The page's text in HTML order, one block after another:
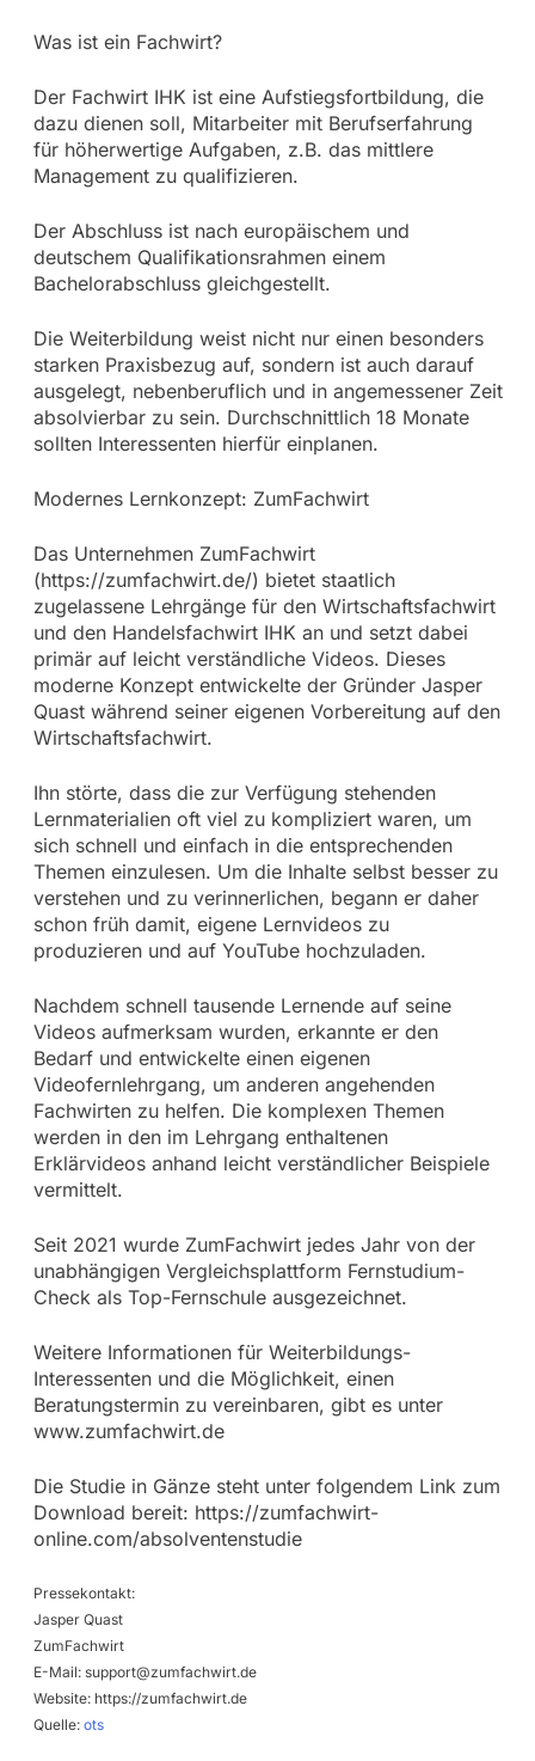
Was ist ein Fachwirt?
Der Fachwirt IHK ist eine Aufstiegsfortbildung, die
dazu dienen soll, Mitarbeiter mit Berufserfahrung
für höherwertige Aufgaben, z.B. das mittlere
Management zu qualifizieren.
Der Abschluss ist nach europäischem und
deutschem Qualifikationsrahmen einem
Bachelorabschluss gleichgestellt.
Die Weiterbildung weist nicht nur einen besonders
starken Praxisbezug auf, sondern ist auch darauf
ausgelegt, nebenberuflich und in angemessener Zeit
absolvierbar zu sein. Durchschnittlich 18 Monate
sollten Interessenten hierfür einplanen.
Modernes Lernkonzept: ZumFachwirt
Das Unternehmen ZumFachwirt
(https://zumfachwirt.de/) bietet staatlich
zugelassene Lehrgänge für den Wirtschaftsfachwirt
und den Handelsfachwirt IHK an und setzt dabei
primär auf leicht verständliche Videos. Dieses
moderne Konzept entwickelte der Gründer Jasper
Quast während seiner eigenen Vorbereitung auf den
Wirtschaftsfachwirt.
Ihn störte, dass die zur Verfügung stehenden
Lernmaterialien oft viel zu kompliziert waren, um
sich schnell und einfach in die entsprechenden
Themen einzulesen. Um die Inhalte selbst besser zu
verstehen und zu verinnerlichen, begann er daher
schon früh damit, eigene Lernvideos zu
produzieren und auf YouTube hochzuladen.
Nachdem schnell tausende Lernende auf seine
Videos aufmerksam wurden, erkannte er den
Bedarf und entwickelte einen eigenen
Videofernlehrgang, um anderen angehenden
Fachwirten zu helfen. Die komplexen Themen
werden in den im Lehrgang enthaltenen
Erklärvideos anhand leicht verständlicher Beispiele
vermittelt.
Seit 2021 wurde ZumFachwirt jedes Jahr von der
unabhängigen Vergleichsplattform Fernstudium-
Check als Top-Fernschule ausgezeichnet.
Weitere Informationen für Weiterbildungs-
Interessenten und die Möglichkeit, einen
Beratungstermin zu vereinbaren, gibt es unter
www.zumfachwirt.de
Die Studie in Gänze steht unter folgendem Link zum
Download bereit: https://zumfachwirt-
online.com/absolventenstudie
Pressekontakt:
Jasper Quast
ZumFachwirt
E-Mail: support@zumfachwirt.de
Website: https://zumfachwirt.de
Quelle: ots